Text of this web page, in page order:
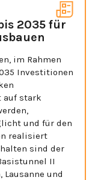
2035 für
im Rahmen
Investitionen
auf stark
und für den
realisiert
sind der
II
Lausanne und